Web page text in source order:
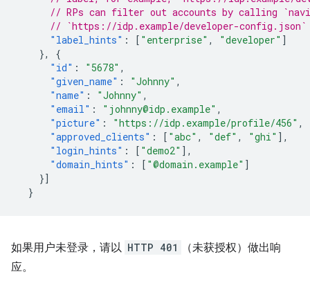
// RPs can filter out accounts by calling
// `https://idp.example/developer-
"label_hints" : [ "enterprise" , "developer" ]
},
{
"id" : "5678" ,
"given_name" : "Johnny" ,
"name" : "Johnny" ,
"email" : "johnny@idp.example" ,
"picture" : "https://idp.example/profile/456" ,
"approved_clients" : [ "abc" , "def" , "ghi" ],
"login_hints" : [ "demo2" ],
"domain_hints" : [ "@domain.example" ]
}]
}
如果用户未登录，请以 HTTP 401
（未获授权）做出响
应。